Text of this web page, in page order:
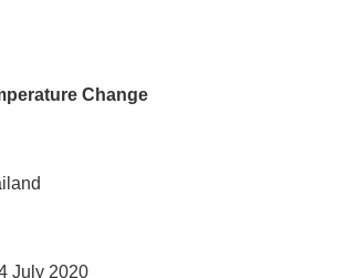
Change
July 2020